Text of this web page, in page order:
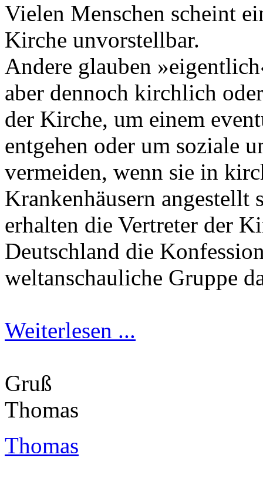
Vielen Menschen scheint
Kirche unvorstellbar.
Andere glauben
aber dennoch kirchlich
der Kirche, um einem
entgehen oder um soziale
vermeiden, wenn sie in
Krankenhäusern
erhalten die Vertreter der
Deutschland die
weltanschauliche Gruppe
Weiterlesen ...
Gruß
Thomas
Thomas